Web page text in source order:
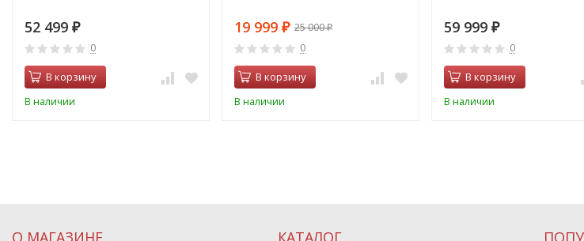
52 499 ₽
0
В корзину
В наличии
19 999 ₽ 25 000₽
0
В корзину
В наличии
59 999 ₽
0
В корзину
В наличии